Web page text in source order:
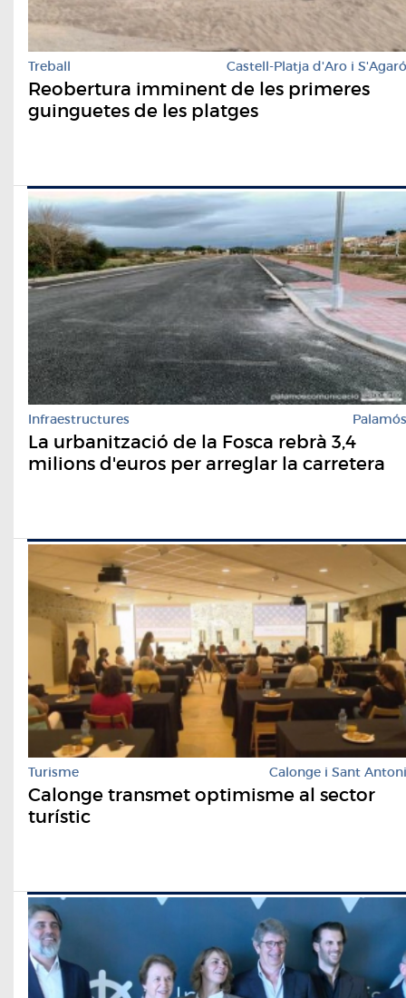
Treball Castell-Platja d'Aro i S'Agaró
Reobertura imminent de les primeres
guinguetes de les platges
Infraestructures Palamós
La urbanització de la Fosca rebrà 3,4
milions d'euros per arreglar la carretera
Turisme Calonge i Sant Antoni
Calonge transmet optimisme al sector
turístic